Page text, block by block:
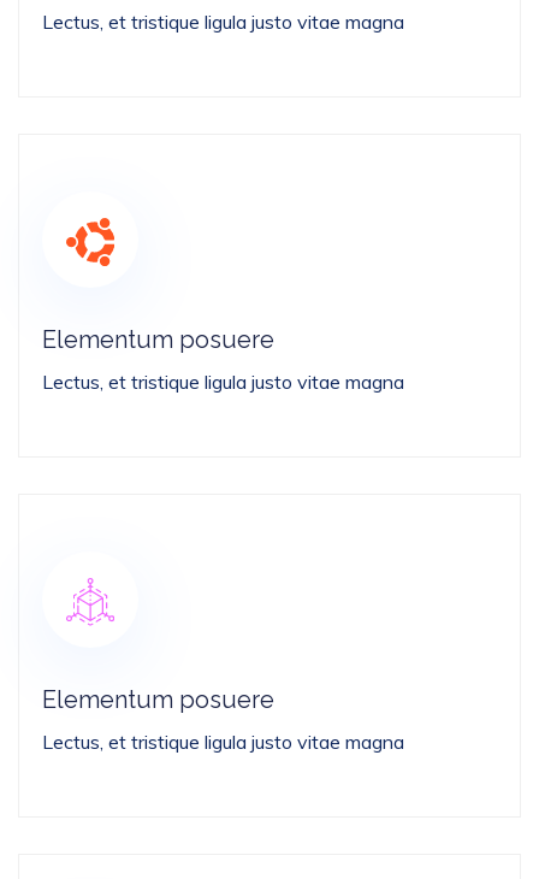
Lectus, et tristique ligula justo vitae magna
Elementum posuere
Lectus, et tristique ligula justo vitae magna
Elementum posuere
Lectus, et tristique ligula justo vitae magna